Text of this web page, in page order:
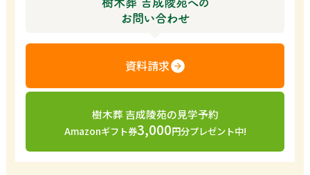
お問い合わせ
資料請求
樹木葬 吉成陵苑の見学予約
Amazonギフト券3,000円分プレゼント中!